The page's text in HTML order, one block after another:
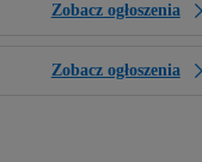
Zobacz ogłoszenia
Zobacz ogłoszenia